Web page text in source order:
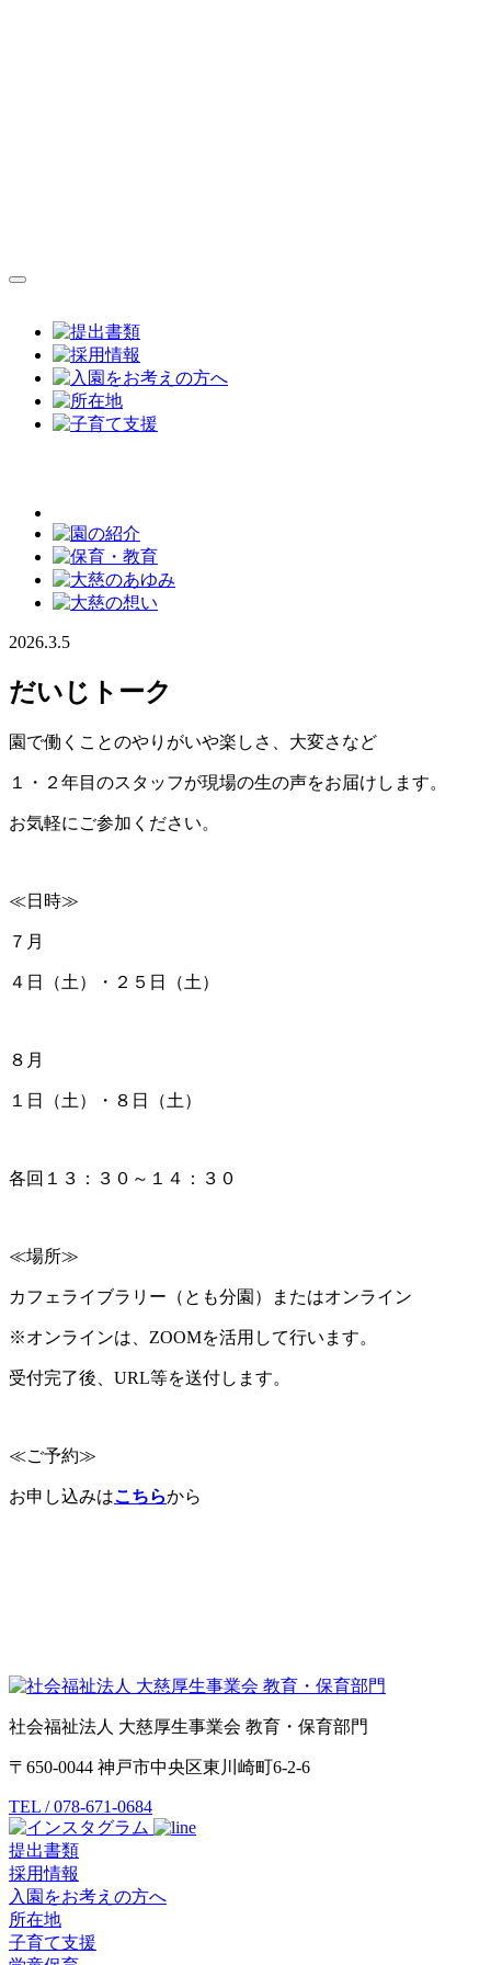
2026.3.5
だいじトーク
園で働くことのやりがいや楽しさ、大変さなど
１・２年目のスタッフが現場の生の声をお届けします。
お気軽にご参加ください。
≪日時≫
７月
４日（土）・２５日（土）
８月
１日（土）・８日（土）
各回１３：３０～１４：３０
≪場所≫
カフェライブラリー（とも分園）またはオンライン
※オンラインは、ZOOMを活用して行います。
受付完了後、URL等を送付します。
≪ご予約≫
お申し込みはこちらから
社会福祉法人 大慈厚生事業会 教育・保育部門
〒650-0044 神戸市中央区東川崎町6-2-6
TEL / 078-671-0684
提出書類
採用情報
入園をお考えの方へ
所在地
子育て支援